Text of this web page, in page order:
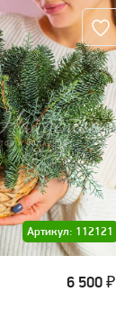
Артикул: 112121
6 500 ₽